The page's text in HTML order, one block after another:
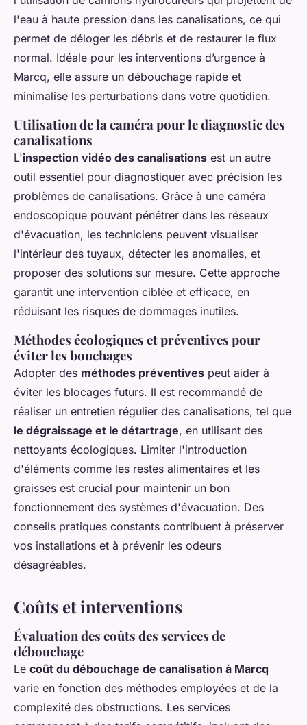
l'eau à haute pression dans les canalisations, ce qui
permet de déloger les débris et de restaurer le flux
normal. Idéale pour les interventions d’urgence à
Marcq, elle assure un débouchage rapide et
minimalise les perturbations dans votre quotidien.
Utilisation de la caméra pour le diagnostic des
canalisations
L'inspection vidéo des canalisations est un autre
outil essentiel pour diagnostiquer avec précision les
problèmes de canalisations. Grâce à une caméra
endoscopique pouvant pénétrer dans les réseaux
d'évacuation, les techniciens peuvent visualiser
l'intérieur des tuyaux, détecter les anomalies, et
proposer des solutions sur mesure. Cette approche
garantit une intervention ciblée et efficace, en
réduisant les risques de dommages inutiles.
Méthodes écologiques et préventives pour
éviter les bouchages
Adopter des méthodes préventives peut aider à
éviter les blocages futurs. Il est recommandé de
réaliser un entretien régulier des canalisations, tel que
le dégraissage et le détartrage, en utilisant des
nettoyants écologiques. Limiter l'introduction
d'éléments comme les restes alimentaires et les
graisses est crucial pour maintenir un bon
fonctionnement des systèmes d'évacuation. Des
conseils pratiques constants contribuent à préserver
vos installations et à prévenir les odeurs
désagréables.
Coûts et interventions
Évaluation des coûts des services de
débouchage
Le coût du débouchage de canalisation à Marcq
varie en fonction des méthodes employées et de la
complexité des obstructions. Les services